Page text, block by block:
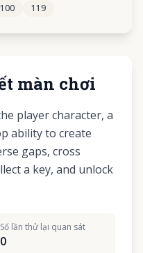
100 119
màn chơi
player character, a
ability to create
gaps, cross
a key, and unlock
Số lần thử lại quan sát
0